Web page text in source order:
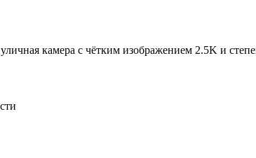
камера с чётким изображением 2.5K и